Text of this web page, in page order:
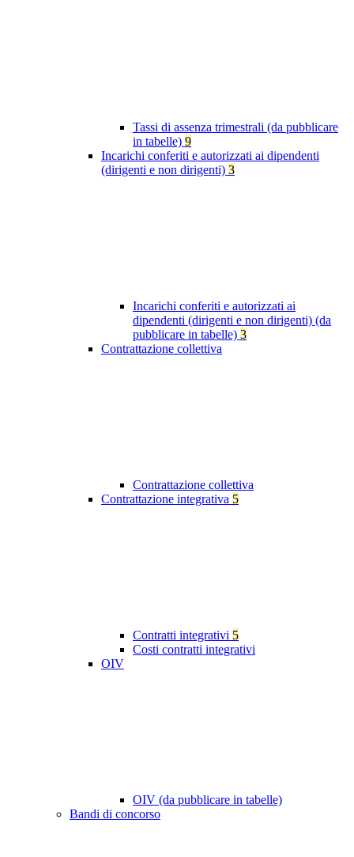
Tassi di assenza trimestrali (da pubblicare
in tabelle) 9
Incarichi conferiti e autorizzati ai dipendenti
(dirigenti e non dirigenti) 3
Incarichi conferiti e autorizzati ai
dipendenti (dirigenti e non dirigenti) (da
pubblicare in tabelle) 3
Contrattazione collettiva
Contrattazione collettiva
Contrattazione integrativa 5
Contratti integrativi 5
Costi contratti integrativi
OIV
OIV (da pubblicare in tabelle)
Bandi di concorso